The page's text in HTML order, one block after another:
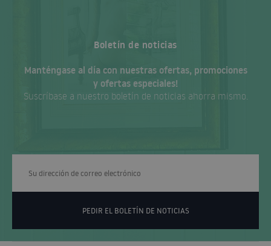
Boletín de noticias
Manténgase al día con nuestras ofertas, promociones
y ofertas especiales!
Suscríbase a nuestro boletín de noticias ahorra mismo.
PEDIR EL BOLETÍN DE NOTICIAS